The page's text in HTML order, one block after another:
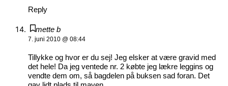
Reply
mette b
7. juni 2010 @ 08:44
Tillykke og hvor er du sej! Jeg elsker at være gravid med
det hele! Da jeg ventede nr. 2 købte jeg lækre leggins og
vendte dem om, så bagdelen på buksen sad foran. Det